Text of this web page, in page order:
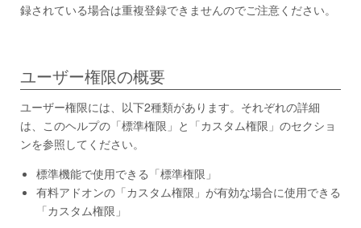
録されている場合は重複登録できませんのでご注意ください。
ユーザー権限の概要
ユーザー権限には、以下2種類があります。それぞれの詳細
は、このヘルプの「標準権限」と「カスタム権限」のセクショ
ンを参照してください。
標準機能で使用できる「標準権限」
有料アドオンの「カスタム権限」が有効な場合に使用できる
「カスタム権限」